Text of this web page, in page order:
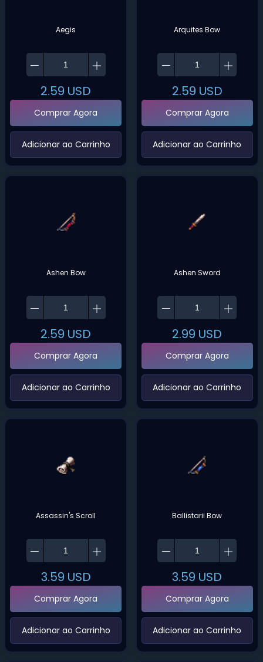
Aegis
2.59 USD
Comprar Agora
‌Adicionar ao Carrinho‌
Arquites Bow
2.59 USD
Comprar Agora
‌Adicionar ao Carrinho‌
Ashen Bow
2.59 USD
Comprar Agora
‌Adicionar ao Carrinho‌
Ashen Sword
2.99 USD
Comprar Agora
‌Adicionar ao Carrinho‌
Assassin's Scroll
3.59 USD
Comprar Agora
‌Adicionar ao Carrinho‌
Ballistarii Bow
3.59 USD
Comprar Agora
‌Adicionar ao Carrinho‌